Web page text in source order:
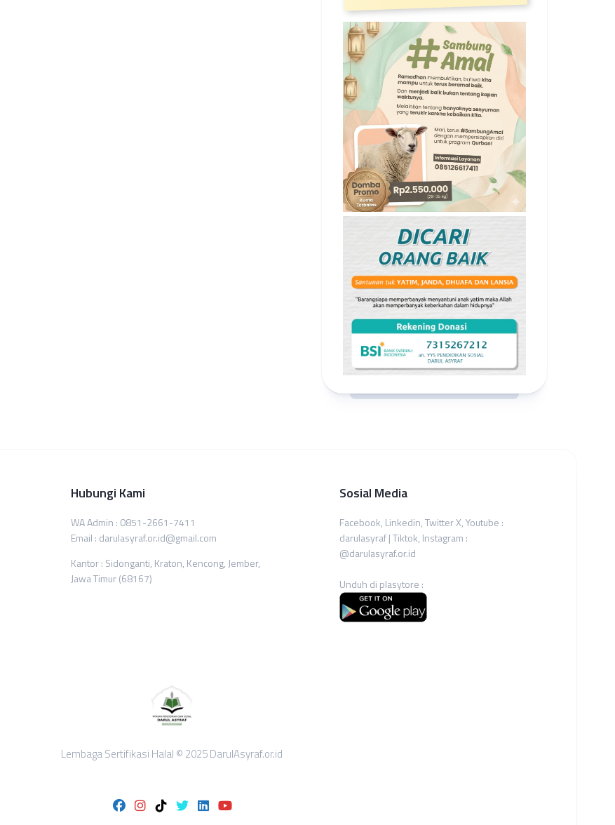
Hubungi Kami
WA Admin : 0851-2661-7411
Email : darulasyraf.or.id@gmail.com
Kantor : Sidonganti, Kraton, Kencong, Jember,
Jawa Timur (68167)
Sosial Media
Facebook, Linkedin, Twitter X, Youtube :
darulasyraf | Tiktok, Instagram :
@darulasyraf.or.id
Unduh di plasytore :
Lembaga Sertifikasi Halal © 2025 DarulAsyraf.or.id